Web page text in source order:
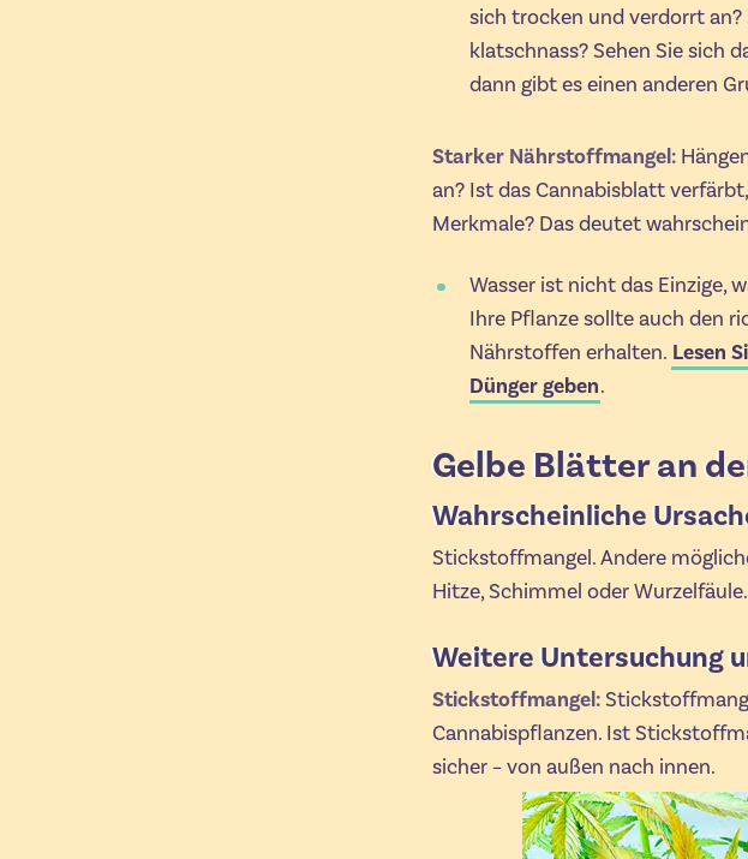
sich trocken und verdorrt an?
klatschnass? Sehen Sie sich
dann gibt es einen anderen
Starker Nährstoffmangel:
an? Ist das Cannabisblatt
Merkmale? Das deutet
Wasser ist nicht das Einzige,
Ihre Pflanze sollte auch den
Nährstoffen erhalten. Lesen
Dünger geben.
Gelbe Blätter an
Wahrscheinliche
Stickstoffmangel. Andere
Hitze, Schimmel oder Wurzelfäule.
Weitere Untersuchung
Stickstoffmangel:
Cannabispflanzen. Ist
sicher – von außen nach innen.